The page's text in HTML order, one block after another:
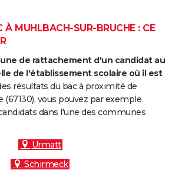
À MUHLBACH-SUR-BRUCHE : CE
de rattachement d'un candidat au
de l'établissement scolaire où il est
résultats du bac à proximité de
vous pouvez par exemple
dans l'une des communes
Urmatt
Schirmeck